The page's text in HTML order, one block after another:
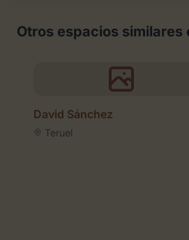
Otros espacios similares
David Sánchez
Teruel